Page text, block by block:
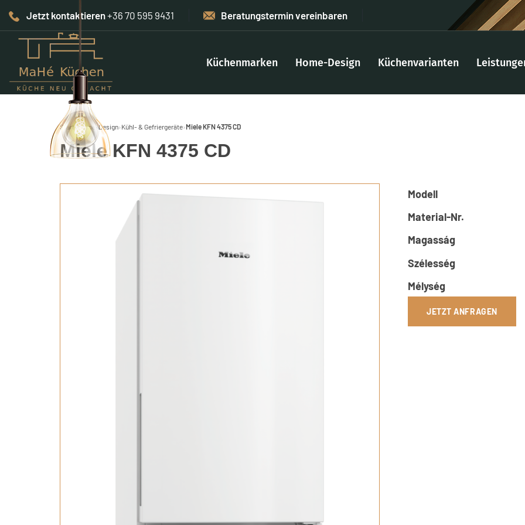
Jetzt kontaktieren+36 70 595 9431 Beratungstermin vereinbaren
Küchenmarken Home-Design Küchenvarianten
Start›Home-Design› Kühl- & Gefriergeräte›Miele KFN 4375 CD
Miele KFN 4375 CD
Modell
Material-Nr.
Magasság
Szélesség
Mélység
JETZT ANFRAGEN